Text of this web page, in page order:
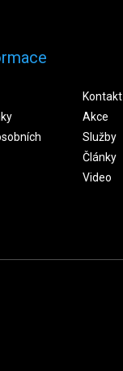
Kontakt
Akce
Služby
Články
Video